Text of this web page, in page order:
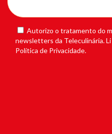
Autorizo o tratamento do
newsletters da Teleculinária.
Política de Privacidade.